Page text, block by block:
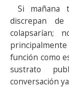
Si mañana
discrepan
colapsarían;
función como
sustrato
conversación